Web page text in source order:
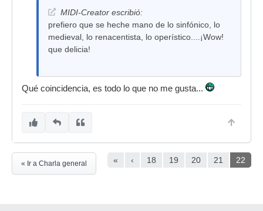
MIDI-Creator escribió:
prefiero que se heche mano de lo sinfónico, lo
medieval, lo renacentista, lo operístico....¡Wow!
que delicia!
Qué coincidencia, es todo lo que no me gusta...
« ‹ 18 19 20 21 22
« Ir a Charla general